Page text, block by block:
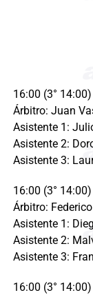
16:00 (3°
Árbitro: Juan
Asistente 1:
Asistente 2:
Asistente 3:
16:00 (3°
Árbitro:
Asistente 1:
Asistente 2:
Asistente 3:
16:00 (3°